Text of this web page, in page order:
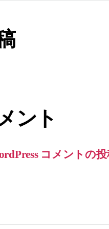
ント
コメントの